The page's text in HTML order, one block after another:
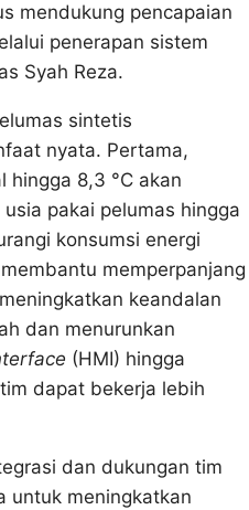
mendukung pencapaian
penerapan sistem
Syah Reza.
sintetis
nyata. Pertama,
hingga 8,3 °C akan
pakai pelumas hingga
konsumsi energi
memperpanjang
keandalan
dan menurunkan
(HMI) hingga
dapat bekerja lebih
dan dukungan tim
untuk meningkatkan